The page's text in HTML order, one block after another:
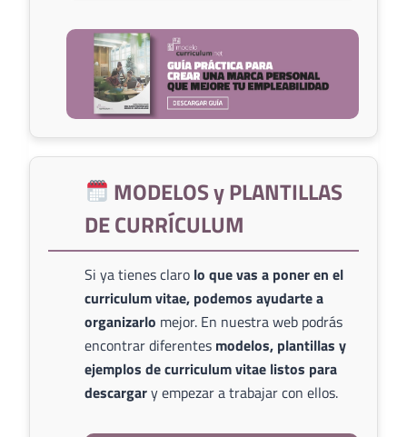
MODELOS y PLANTILLAS
DE CURRÍCULUM
Si ya tienes claro lo que vas a poner en el
curriculum vitae, podemos ayudarte a
organizarlo mejor. En nuestra web podrás
encontrar diferentes modelos, plantillas y
ejemplos de curriculum vitae listos para
descargary empezar a trabajar con ellos.